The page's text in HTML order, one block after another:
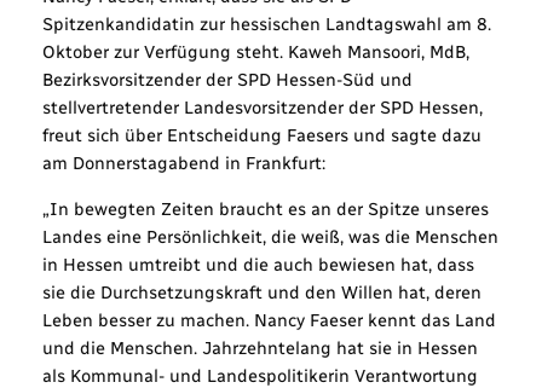
Spitzenkandidatin zur hessischen Landtagswahl am 8.
Oktober zur Verfügung steht. Kaweh Mansoori, MdB,
Bezirksvorsitzender der SPD Hessen-Süd und
stellvertretender Landesvorsitzender der SPD Hessen,
freut sich über Entscheidung Faesers und sagte dazu
am Donnerstagabend in Frankfurt:
„In bewegten Zeiten braucht es an der Spitze unseres
Landes eine Persönlichkeit, die weiß, was die Menschen
in Hessen umtreibt und die auch bewiesen hat, dass
sie die Durchsetzungskraft und den Willen hat, deren
Leben besser zu machen. Nancy Faeser kennt das Land
und die Menschen. Jahrzehntelang hat sie in Hessen
als Kommunal- und Landespolitikerin Verantwortung